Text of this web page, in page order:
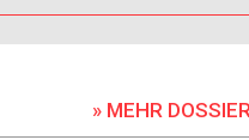
» MEHR